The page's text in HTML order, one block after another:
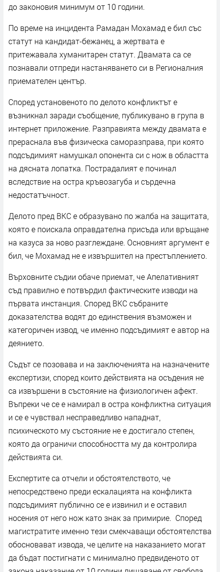
до законовия минимум от 10 години.
По време на инцидента Рамадан Мохамад е бил със
статут на кандидат-бежанец, а жертвата е
притежавала хуманитарен статут. Двамата са се
познавали отпреди настаняването си в Регионалния
приемателен център.
Според установеното по делото конфликтът е
възникнал заради съобщение, публикувано в група в
интернет приложение. Разправията между двамата е
прераснала във физическа саморазправа, при която
подсъдимият намушкал опонента си с нож в областта
на дясната лопатка. Пострадалият е починал
вследствие на остра кръвозагуба и сърдечна
недостатъчност.
Делото пред ВКС е образувано по жалба на защитата,
която е поискала оправдателна присъда или връщане
на казуса за ново разглеждане. Основният аргумент е
бил, че Мохамад не е извършител на престъплението.
Върховните съдии обаче приемат, че Апелативният
съд правилно е потвърдил фактическите изводи на
първата инстанция. Според ВКС събраните
доказателства водят до единствения възможен и
категоричен извод, че именно подсъдимият е автор на
деянието.
Съдът се позовава и на заключенията на назначените
експертизи, според които действията на осъдения не
са извършени в състояние на физиологичен афект.
Въпреки че се е намирал в остра конфликтна ситуация
и се е чувствал несправедливо нападнат,
психическото му състояние не е достигало степен,
която да ограничи способността му да контролира
действията си.
Експертите са отчели и обстоятелството, че
непосредствено преди ескалацията на конфликта
подсъдимият публично се е извинил и е оставил
носения от него нож като знак за примирие. Според
магистратите именно тези смекчаващи обстоятелства
обосновават извода, че целите на наказанието могат
да бъдат постигнати с минимално предвиденото от